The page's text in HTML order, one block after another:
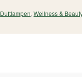
Duftlampen,Wellness &